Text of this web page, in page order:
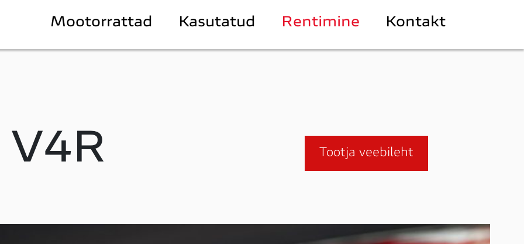
Mootorrattad Kasutatud Rentimine Kontakt
Tootja veebileht